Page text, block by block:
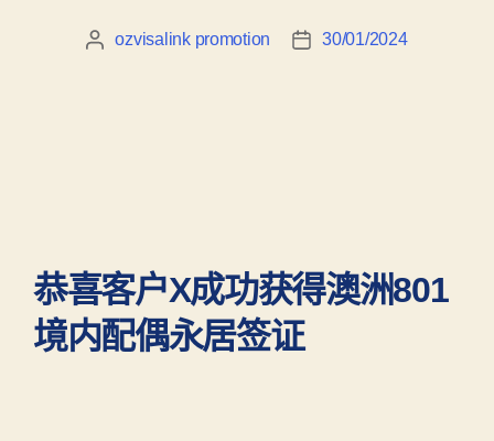
ozvisalink promotion 30/01/2024
恭喜客户X成功获得澳洲801
境内配偶永居签证